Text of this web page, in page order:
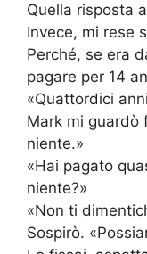
Quella risposta
Invece, mi rese
Perché, se era
pagare per 14
«Quattordici
Mark mi guardò
niente.»
«Hai pagato
niente?»
«Non ti
Sospirò.